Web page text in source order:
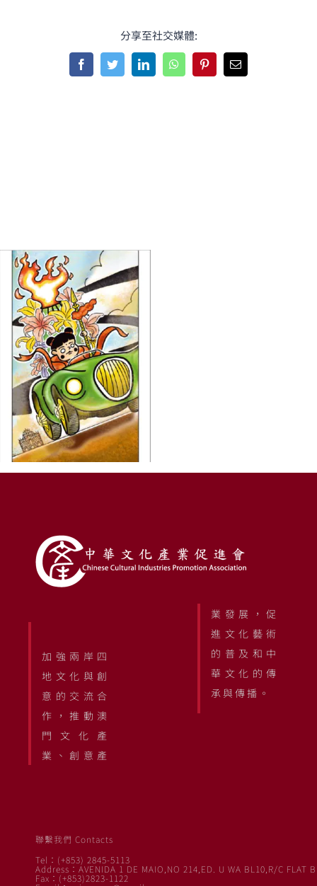
分享至社交媒體:
FacebookTwitterLinkedInWhatsAppPinterestEmail
加強兩岸四
地文化與創
意的交流合
作，推動澳
門文化產
業、創意產
業發展，促
進文化藝術
的普及和中
華文化的傳
承與傳播。
聯繫我們 Contacts
Tel：(+853) 2845-5113
Address：AVENIDA 1 DE MAIO,NO 214,ED. U WA BL10,R/C FLAT B
Fax：(+853)2823-1122